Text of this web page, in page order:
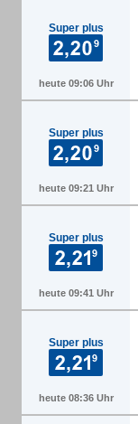
Super plus
heute 09:06 Uhr
Super plus
heute 09:21 Uhr
Super plus
heute 09:41 Uhr
Super plus
heute 08:36 Uhr